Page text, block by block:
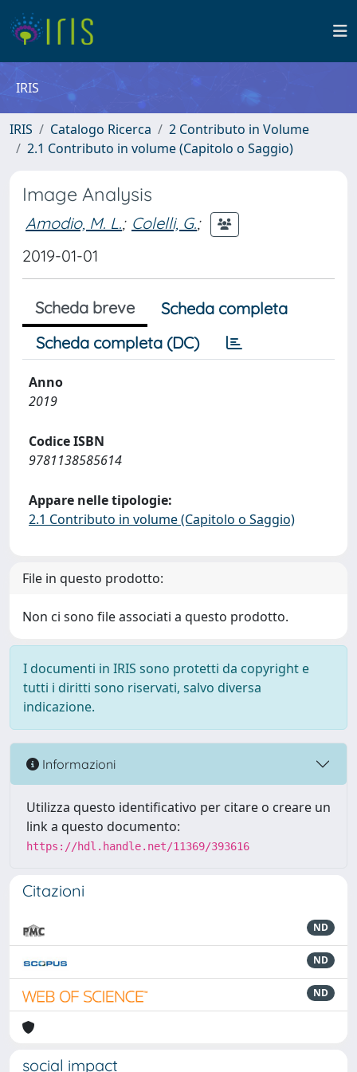
IRIS
IRIS Catalogo Ricerca
2 Contributo in Volume
2.1 Contributo in volume (Capitolo o Saggio)
Image Analysis
Amodio, M. L.; Colelli, G.;
2019-01-01
Scheda breve
Scheda completa
Scheda completa (DC)
Anno
2019
Codice ISBN
9781138585614
Appare nelle tipologie:
2.1 Contributo in volume (Capitolo o Saggio)
File in questo prodotto:
Non ci sono file associati a questo prodotto.
I documenti in IRIS sono protetti da copyright e
tutti i diritti sono riservati, salvo diversa
indicazione.
Informazioni
Utilizza questo identificativo per citare o creare un
link a questo documento:
https://hdl.handle.net/11369/393616
Citazioni
ND
ND
ND
social impact